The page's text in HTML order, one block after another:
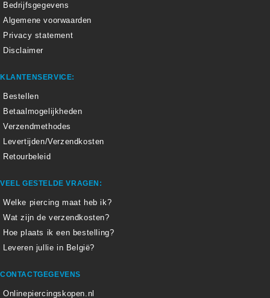
Bedrijfsgegevens
Algemene voorwaarden
Privacy statement
Disclaimer
KLANTENSERVICE:
Bestellen
Betaalmogelijkheden
Verzendmethodes
Levertijden/Verzendkosten
Retourbeleid
VEEL GESTELDE VRAGEN:
Welke piercing maat heb ik?
Wat zijn de verzendkosten?
Hoe plaats ik een bestelling?
Leveren jullie in België?
CONTACTGEGEVENS
Onlinepiercingskopen.nl